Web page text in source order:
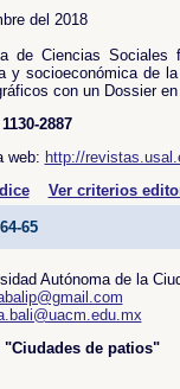
del 2018
de Ciencias
y socioeconómica de
con un Dossier
2887
web: http://
Ver criterios
65
Autónoma de la
"Ciudades de patios"